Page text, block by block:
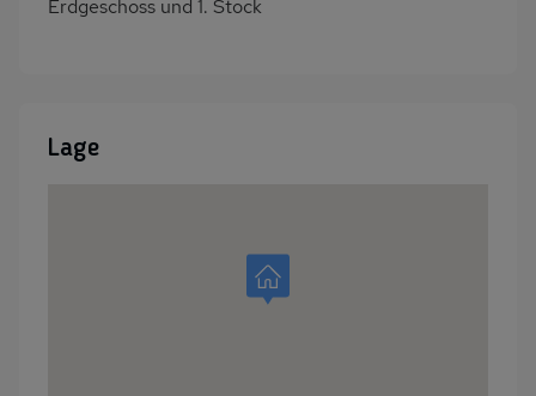
Erdgeschoss und 1. Stock
Lage